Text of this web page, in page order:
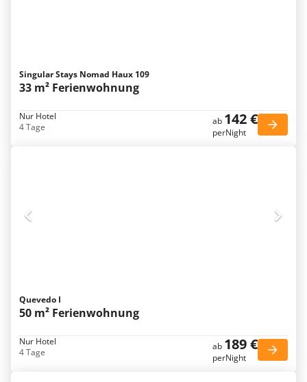
Singular Stays Nomad Haux 109
33 m² Ferienwohnung
Nur Hotel
4 Tage
ab 142 €
perNight
Quevedo I
50 m² Ferienwohnung
Nur Hotel
4 Tage
ab 189 €
perNight